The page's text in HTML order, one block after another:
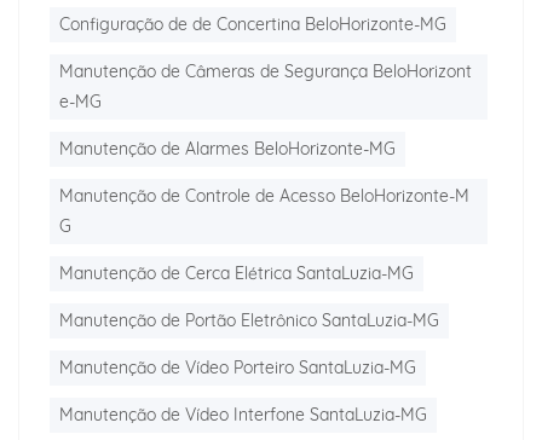
Configuração de de Concertina BeloHorizonte-MG
Manutenção de Câmeras de Segurança BeloHorizont
e-MG
Manutenção de Alarmes BeloHorizonte-MG
Manutenção de Controle de Acesso BeloHorizonte-M
G
Manutenção de Cerca Elétrica SantaLuzia-MG
Manutenção de Portão Eletrônico SantaLuzia-MG
Manutenção de Vídeo Porteiro SantaLuzia-MG
Manutenção de Vídeo Interfone SantaLuzia-MG